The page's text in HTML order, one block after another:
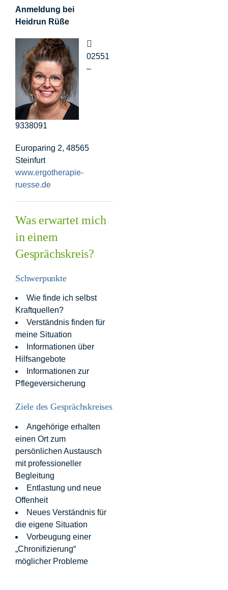
Anmeldung bei
Heidrun Rüße
02551
–
9338091
Europaring 2, 48565
Steinfurt
www.ergotherapie-
ruesse.de
Was erwartet mich
in einem
Gesprächskreis?
Schwerpunkte
Wie finde ich selbst
Kraftquellen?
Verständnis finden für
meine Situation
Informationen über
Hilfsangebote
Informationen zur
Pflegeversicherung
Ziele des Gesprächskreises
Angehörige erhalten
einen Ort zum
persönlichen Austausch
mit professioneller
Begleitung
Entlastung und neue
Offenheit
Neues Verständnis für
die eigene Situation
Vorbeugung einer
„Chronifizierung“
möglicher Probleme